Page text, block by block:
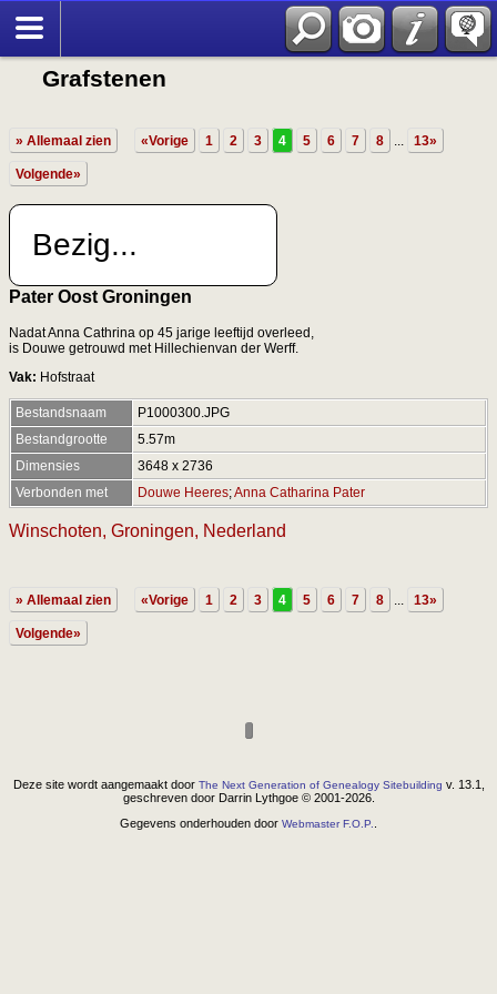
Grafstenen
» Allemaal zien «Vorige 1 2 3 4 5 6 7 8 ... 13»
Volgende»
Bezig...
Pater Oost Groningen
Nadat Anna Cathrina op 45 jarige leeftijd overleed,
is Douwe getrouwd met Hillechienvan der Werff.
Vak: Hofstraat
Bestandsnaam
P1000300.JPG
Bestandgrootte
5.57m
Dimensies
3648 x 2736
Verbonden met
Douwe Heeres;Anna Catharina Pater
Winschoten, Groningen, Nederland
» Allemaal zien «Vorige 1 2 3 4 5 6 7 8 ... 13»
Volgende»
Deze site wordt aangemaakt door The Next Generation of Genealogy Sitebuilding v. 13.1,
geschreven door Darrin Lythgoe © 2001-2026.
Gegevens onderhouden door Webmaster F.O.P.